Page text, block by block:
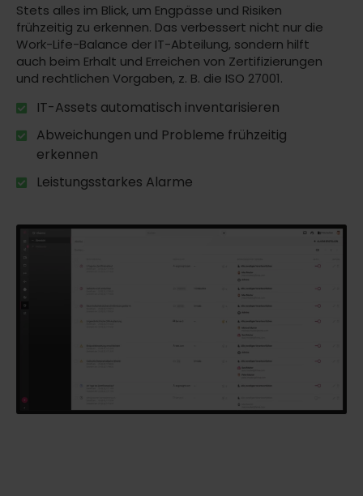
Stets alles im Blick, um Engpässe und Risiken
frühzeitig zu erkennen. Das verbessert nicht nur die
Work-Life-Balance der IT-Abteilung, sondern hilft
auch beim Erhalt und Erreichen von Zertifizierungen
und rechtlichen Vorgaben, z. B. die ISO 27001.
IT-Assets automatisch inventarisieren
Abweichungen und Probleme frühzeitig
erkennen
Leistungsstarkes Alarme